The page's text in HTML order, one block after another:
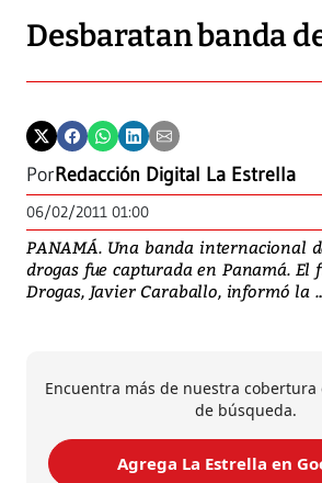
Desbaratan banda
PorRedacción Digital La Estrella
06/02/2011 01:00
PANAMÁ. Una banda internacional
drogas fue capturada en Panamá. El
Drogas, Javier Caraballo, informó la
Encuentra más de nuestra cobertura
de búsqueda.
Agrega La Estrella en